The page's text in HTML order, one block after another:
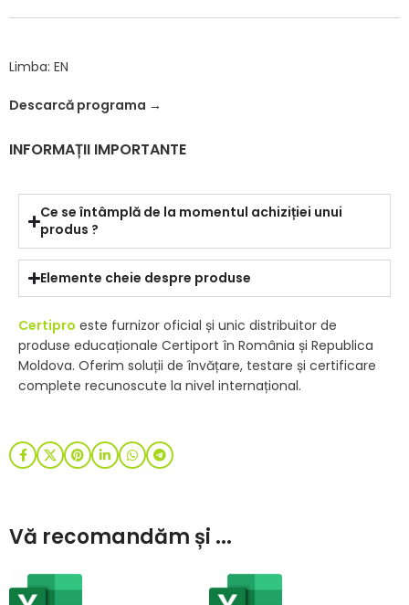
Limba: EN
Descarcă programa →
INFORMAȚII IMPORTANTE
Ce se întâmplă de la momentul achiziției unui
produs ?
Elemente cheie despre produse
Certipro este furnizor oficial și unic distribuitor de
produse educaționale Certiport în România și Republica
Moldova. Oferim soluții de învățare, testare și certificare
complete recunoscute la nivel internațional.
Vă recomandăm și ...